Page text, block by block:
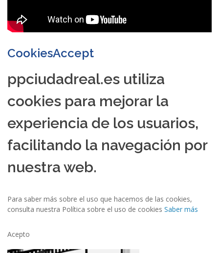
CookiesAccept
ppciudadreal.es utiliza
cookies para mejorar la
experiencia de los usuarios,
facilitando la navegación por
nuestra web.
Para saber más sobre el uso que hacemos de las cookies,
consulta nuestra Política sobre el uso de cookies Saber más
Acepto